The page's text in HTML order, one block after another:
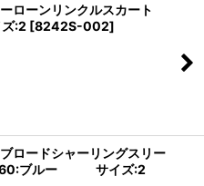
ーンリンクルスカート
:2 [8242S-002]
ードシャーリングスリー
ブルー サイズ:2